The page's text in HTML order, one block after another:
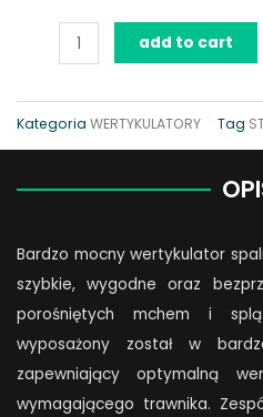
Wertykulator
add to cart
Kategoria WERTYKULATORY Tag
Bardzo mocny wertykulator
szybkie, wygodne oraz
porośniętych mchem i
wyposażony został w
zapewniający optymalną
wymagającego trawnika.